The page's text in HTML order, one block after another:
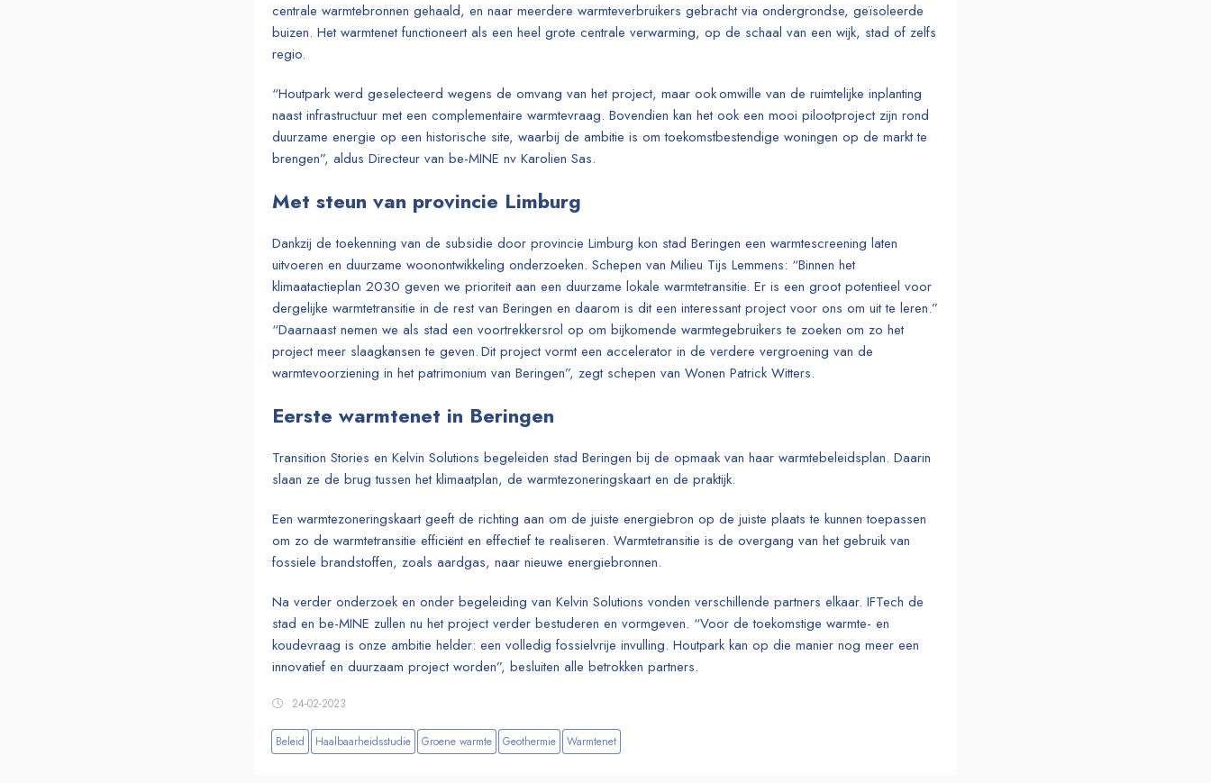
centrale warmtebronnen gehaald, en naar meerdere warmteverbruikers gebracht via ondergrondse, geïsoleerde
buizen. Het warmtenet functioneert als een heel grote centrale verwarming, op de schaal van een wijk, stad of zelfs
regio.
“Houtpark werd geselecteerd wegens de omvang van het project, maar ook omwille van de ruimtelijke inplanting
naast infrastructuur met een complementaire warmtevraag. Bovendien kan het ook een mooi pilootproject zijn rond
duurzame energie op een historische site, waarbij de ambitie is om toekomstbestendige woningen op de markt te
brengen”, aldus Directeur van be-MINE nv Karolien Sas.
Met steun van provincie Limburg
Dankzij de toekenning van de subsidie door provincie Limburg kon stad Beringen een warmtescreening laten
uitvoeren en duurzame woonontwikkeling onderzoeken. Schepen van Milieu Tijs Lemmens: “Binnen het
klimaatactieplan 2030 geven we prioriteit aan een duurzame lokale warmtetransitie. Er is een groot potentieel voor
dergelijke warmtetransitie in de rest van Beringen en daarom is dit een interessant project voor ons om uit te leren.”
“Daarnaast nemen we als stad een voortrekkersrol op om bijkomende warmtegebruikers te zoeken om zo het
project meer slaagkansen te geven. Dit project vormt een accelerator in de verdere vergroening van de
warmtevoorziening in het patrimonium van Beringen”, zegt schepen van Wonen Patrick Witters.
Eerste warmtenet in Beringen
Transition Stories en Kelvin Solutions begeleiden stad Beringen bij de opmaak van haar warmtebeleidsplan. Daarin
slaan ze de brug tussen het klimaatplan, de warmtezoneringskaart en de praktijk.
Een warmtezoneringskaart geeft de richting aan om de juiste energiebron op de juiste plaats te kunnen toepassen
om zo de warmtetransitie efficiënt en effectief te realiseren. Warmtetransitie is de overgang van het gebruik van
fossiele brandstoffen, zoals aardgas, naar nieuwe energiebronnen.
Na verder onderzoek en onder begeleiding van Kelvin Solutions vonden verschillende partners elkaar. IFTech de
stad en be-MINE zullen nu het project verder bestuderen en vormgeven. “Voor de toekomstige warmte- en
koudevraag is onze ambitie helder: een volledig fossielvrije invulling. Houtpark kan op die manier nog meer een
innovatief en duurzaam project worden”, besluiten alle betrokken partners.
24-02-2023
Beleid Haalbaarheidsstudie Groene warmte Geothermie Warmtenet